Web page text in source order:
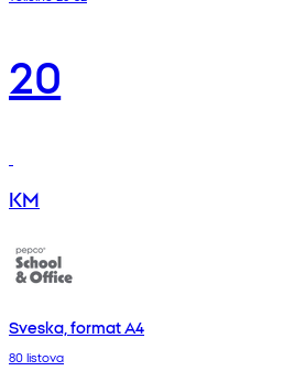
20
KM
Sveska, format A4
80 listova